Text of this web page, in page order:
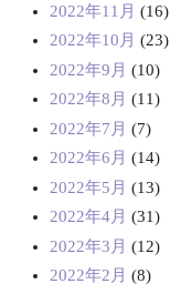
2022年11月 (16)
2022年10月 (23)
2022年9月 (10)
2022年8月 (11)
2022年7月 (7)
2022年6月 (14)
2022年5月 (13)
2022年4月 (31)
2022年3月 (12)
2022年2月 (8)